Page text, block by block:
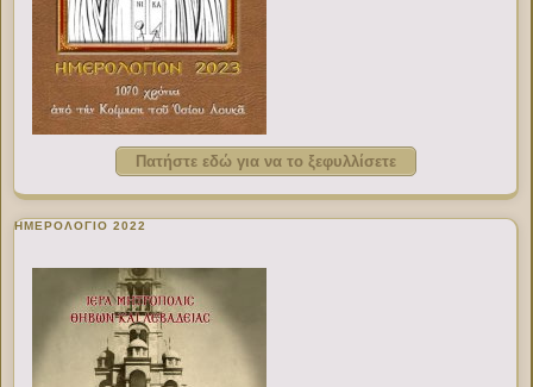
Πατήστε εδώ για να το ξεφυλλίσετε
ΗΜΕΡΟΛΟΓΙΟ 2022